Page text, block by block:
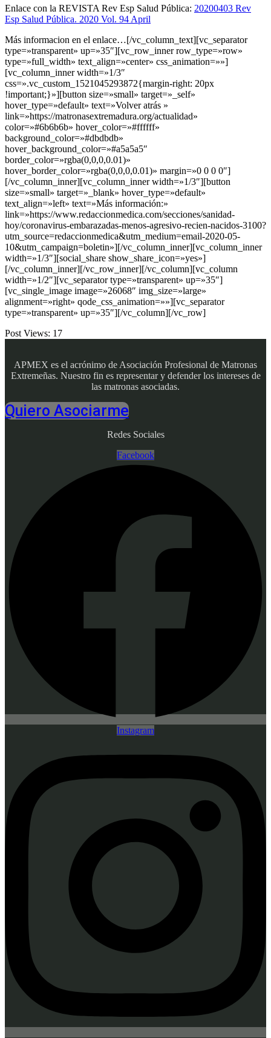
Enlace con la REVISTA Rev Esp Salud Pública: 20200403 Rev
Esp Salud Pública. 2020 Vol. 94 April
Más informacion en el enlace…[/vc_column_text][vc_separator
type=»transparent» up=»35″][vc_row_inner row_type=»row»
type=»full_width» text_align=»center» css_animation=»»]
[vc_column_inner width=»1/3″
css=».vc_custom_1521045293872{margin-right: 20px
!important;}»][button size=»small» target=»_self»
hover_type=»default» text=»Volver atrás »
link=»https://matronasextremadura.org/actualidad»
color=»#6b6b6b» hover_color=»#ffffff»
background_color=»#dbdbdb»
hover_background_color=»#a5a5a5″
border_color=»rgba(0,0,0,0.01)»
hover_border_color=»rgba(0,0,0,0.01)» margin=»0 0 0 0″]
[/vc_column_inner][vc_column_inner width=»1/3″][button
size=»small» target=»_blank» hover_type=»default»
text_align=»left» text=»Más información:»
link=»https://www.redaccionmedica.com/secciones/sanidad-
hoy/coronavirus-embarazadas-menos-agresivo-recien-nacidos-3100?
utm_source=redaccionmedica&utm_medium=email-2020-05-
10&utm_campaign=boletin»][/vc_column_inner][vc_column_inner
width=»1/3″][social_share show_share_icon=»yes»]
[/vc_column_inner][/vc_row_inner][/vc_column][vc_column
width=»1/2″][vc_separator type=»transparent» up=»35″]
[vc_single_image image=»26068″ img_size=»large»
alignment=»right» qode_css_animation=»»][vc_separator
type=»transparent» up=»35″][/vc_column][/vc_row]
Post Views: 17
APMEX es el acrónimo de Asociación Profesional de Matronas
Extremeñas. Nuestro fin es representar y defender los intereses de
las matronas asociadas.
Quiero Asociarme
Redes Sociales
Facebook
Instagram